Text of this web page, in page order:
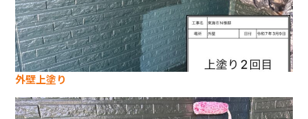
外壁上塗り